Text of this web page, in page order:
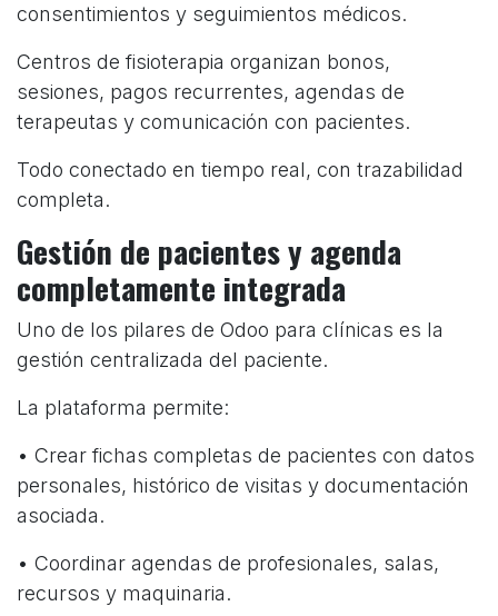
consentimientos y seguimientos médicos.
Centros de fisioterapia organizan bonos,
sesiones, pagos recurrentes, agendas de
terapeutas y comunicación con pacientes.
Todo conectado en tiempo real, con trazabilidad
completa.
Gestión de pacientes y agenda
completamente integrada
Uno de los pilares de Odoo para clínicas es la
gestión centralizada del paciente.
La plataforma permite:
• Crear fichas completas de pacientes con datos
personales, histórico de visitas y documentación
asociada.
• Coordinar agendas de profesionales, salas,
recursos y maquinaria.